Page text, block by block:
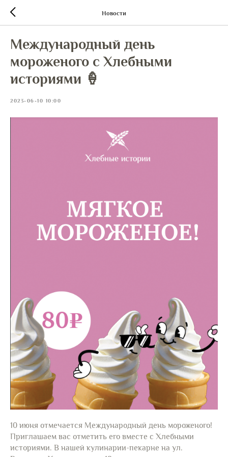
Новости
Международный день
мороженого с Хлебными
историями 🍦
2023-06-10 10:00
10 июня отмечается Международный день мороженого!
Приглашаем вас отметить его вместе с Хлебными
историями. В нашей кулинарии-пекарне на ул.